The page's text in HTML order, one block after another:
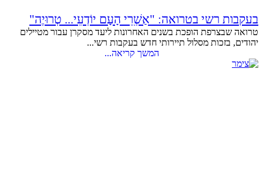
בעקבות רשי בטרואה: "אַשְׁרֵי הָעָם יוֹדְעֵי... טְרוּיֶה"
טרואה שבצרפת הופכת בשנים האחרונות ליעד מסקרן עבור מטיילים
יהודים, בזכות מסלול תיירותי חדש בעקבות רשי...
המשך קריאה...